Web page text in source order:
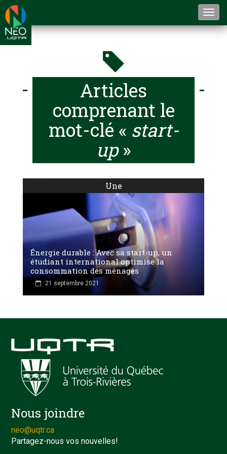
Articles
comprenant le
mot-clé « start-
up»
Une
Énergie durable : Avec sa start-up, un
étudiant international optimise la
consommation des ménages
21 septembre 2021
Nous joindre
neo@uqtr.ca
Partagez-nous vos nouvelles!